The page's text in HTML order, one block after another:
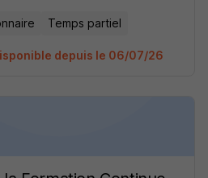
Temps partiel
depuis le 06/07/26